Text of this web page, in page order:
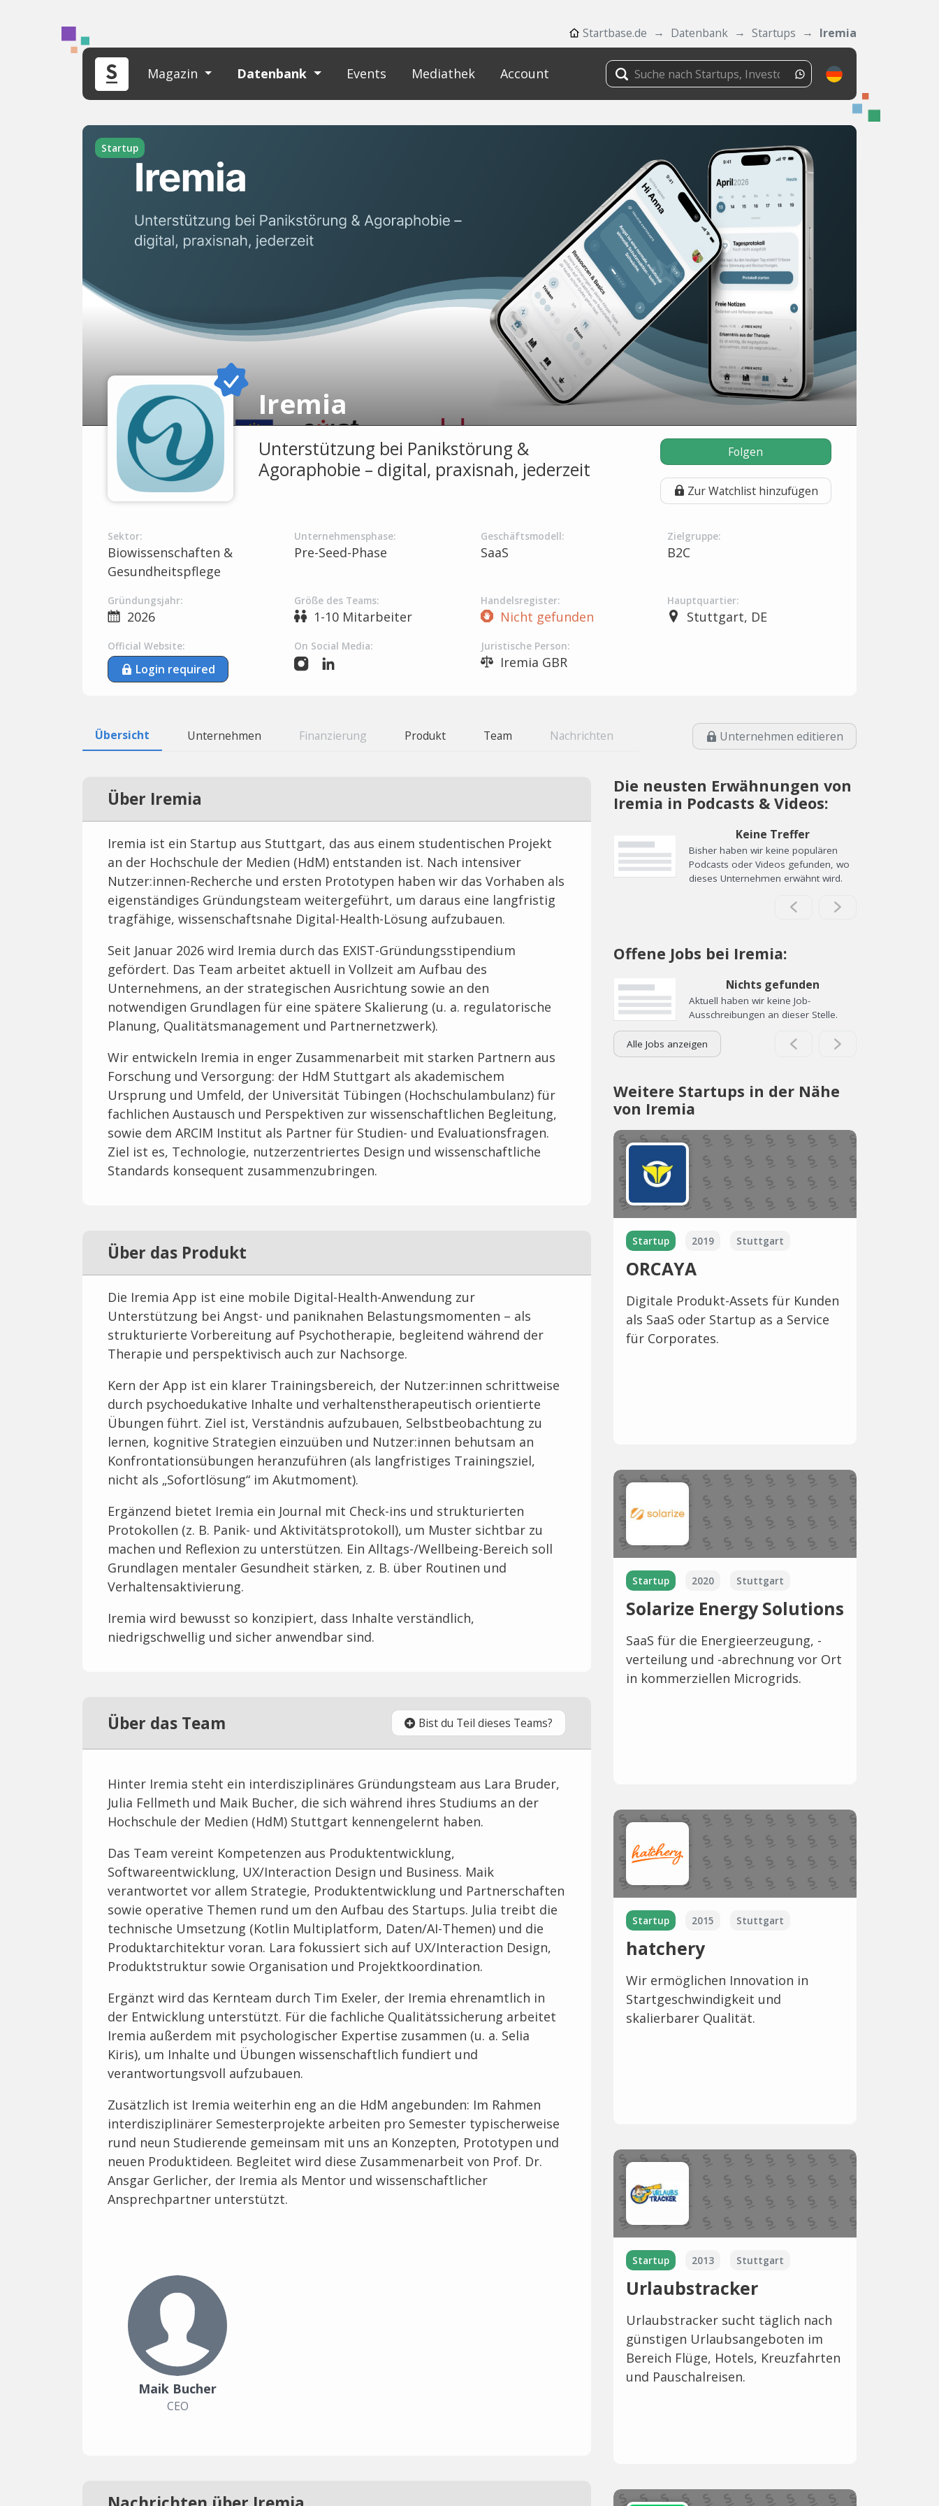
Startbase.de Datenbank Startups Iremia
Magazin Datenbank Events Mediathek Account
Startup
Iremia
Unterstützung bei Panikstörung &
Agoraphobie – digital, praxisnah, jederzeit
Folgen
Zur Watchlist hinzufügen
Sektor:
Biowissenschaften &
Gesundheitspflege
Unternehmensphase:
Pre-Seed-Phase
Geschäftsmodell:
SaaS
Zielgruppe:
B2C
Gründungsjahr:
2026
Größe des Teams:
1-10 Mitarbeiter
Handelsregister:
Nicht gefunden
Hauptquartier:
Stuttgart, DE
Official Website:
Login required
On Social Media: Juristische Person:
Iremia GBR
Übersicht Unternehmen Finanzierung Produkt Team Nachrichten Unternehmen editieren
Über Iremia
Iremia ist ein Startup aus Stuttgart, das aus einem studentischen Projekt
an der Hochschule der Medien (HdM) entstanden ist. Nach intensiver
Nutzer:innen-Recherche und ersten Prototypen haben wir das Vorhaben als
eigenständiges Gründungsteam weitergeführt, um daraus eine langfristig
tragfähige, wissenschaftsnahe Digital-Health-Lösung aufzubauen.
Seit Januar 2026 wird Iremia durch das EXIST-Gründungsstipendium
gefördert. Das Team arbeitet aktuell in Vollzeit am Aufbau des
Unternehmens, an der strategischen Ausrichtung sowie an den
notwendigen Grundlagen für eine spätere Skalierung (u. a. regulatorische
Planung, Qualitätsmanagement und Partnernetzwerk).
Wir entwickeln Iremia in enger Zusammenarbeit mit starken Partnern aus
Forschung und Versorgung: der HdM Stuttgart als akademischem
Ursprung und Umfeld, der Universität Tübingen (Hochschulambulanz) für
fachlichen Austausch und Perspektiven zur wissenschaftlichen Begleitung,
sowie dem ARCIM Institut als Partner für Studien- und Evaluationsfragen.
Ziel ist es, Technologie, nutzerzentriertes Design und wissenschaftliche
Standards konsequent zusammenzubringen.
Über das Produkt
Die Iremia App ist eine mobile Digital-Health-Anwendung zur
Unterstützung bei Angst- und paniknahen Belastungsmomenten – als
strukturierte Vorbereitung auf Psychotherapie, begleitend während der
Therapie und perspektivisch auch zur Nachsorge.
Kern der App ist ein klarer Trainingsbereich, der Nutzer:innen schrittweise
durch psychoedukative Inhalte und verhaltenstherapeutisch orientierte
Übungen führt. Ziel ist, Verständnis aufzubauen, Selbstbeobachtung zu
lernen, kognitive Strategien einzuüben und Nutzer:innen behutsam an
Konfrontationsübungen heranzuführen (als langfristiges Trainingsziel,
nicht als „Sofortlösung“ im Akutmoment).
Ergänzend bietet Iremia ein Journal mit Check-ins und strukturierten
Protokollen (z. B. Panik- und Aktivitätsprotokoll), um Muster sichtbar zu
machen und Reflexion zu unterstützen. Ein Alltags-/Wellbeing-Bereich soll
Grundlagen mentaler Gesundheit stärken, z. B. über Routinen und
Verhaltensaktivierung.
Iremia wird bewusst so konzipiert, dass Inhalte verständlich,
niedrigschwellig und sicher anwendbar sind.
Über das Team Bist du Teil dieses Teams?
Hinter Iremia steht ein interdisziplinäres Gründungsteam aus Lara Bruder,
Julia Fellmeth und Maik Bucher, die sich während ihres Studiums an der
Hochschule der Medien (HdM) Stuttgart kennengelernt haben.
Das Team vereint Kompetenzen aus Produktentwicklung,
Softwareentwicklung, UX/Interaction Design und Business. Maik
verantwortet vor allem Strategie, Produktentwicklung und Partnerschaften
sowie operative Themen rund um den Aufbau des Startups. Julia treibt die
technische Umsetzung (Kotlin Multiplatform, Daten/AI-Themen) und die
Produktarchitektur voran. Lara fokussiert sich auf UX/Interaction Design,
Produktstruktur sowie Organisation und Projektkoordination.
Ergänzt wird das Kernteam durch Tim Exeler, der Iremia ehrenamtlich in
der Entwicklung unterstützt. Für die fachliche Qualitätssicherung arbeitet
Iremia außerdem mit psychologischer Expertise zusammen (u. a. Selia
Kiris), um Inhalte und Übungen wissenschaftlich fundiert und
verantwortungsvoll aufzubauen.
Zusätzlich ist Iremia weiterhin eng an die HdM angebunden: Im Rahmen
interdisziplinärer Semesterprojekte arbeiten pro Semester typischerweise
rund neun Studierende gemeinsam mit uns an Konzepten, Prototypen und
neuen Produktideen. Begleitet wird diese Zusammenarbeit von Prof. Dr.
Ansgar Gerlicher, der Iremia als Mentor und wissenschaftlicher
Ansprechpartner unterstützt.
Maik Bucher
CEO
Die neusten Erwähnungen von
Iremia in Podcasts & Videos:
Keine Treffer
Bisher haben wir keine populären
Podcasts oder Videos gefunden, wo
dieses Unternehmen erwähnt wird.
Offene Jobs bei Iremia:
Nichts gefunden
Aktuell haben wir keine Job-
Ausschreibungen an dieser Stelle.
Alle Jobs anzeigen
Weitere Startups in der Nähe
von Iremia
Startup 2019 Stuttgart
ORCAYA
Digitale Produkt-Assets für Kunden
als SaaS oder Startup as a Service
für Corporates.
Startup 2020 Stuttgart
Solarize Energy Solutions
SaaS für die Energieerzeugung, -
verteilung und -abrechnung vor Ort
in kommerziellen Microgrids.
Startup 2015 Stuttgart
hatchery
Wir ermöglichen Innovation in
Startgeschwindigkeit und
skalierbarer Qualität.
Startup 2013 Stuttgart
Urlaubstracker
Urlaubstracker sucht täglich nach
günstigen Urlaubsangeboten im
Bereich Flüge, Hotels, Kreuzfahrten
und Pauschalreisen.